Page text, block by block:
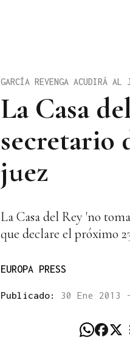
La Casa
secretario
juez
GARCÍA REVENGA ACUDIRÁ AL
La Casa del Rey 'no
que declare el próximo
EUROPA PRESS
Publicado: 30 Ene 2013